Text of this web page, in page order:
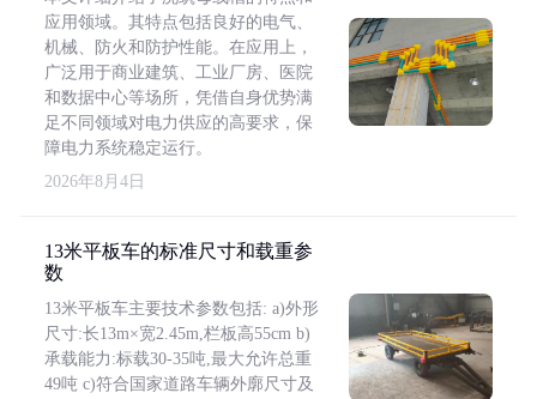
应用领域。其特点包括良好的电气、
机械、防火和防护性能。在应用上，
广泛用于商业建筑、工业厂房、医院
和数据中心等场所，凭借自身优势满
足不同领域对电力供应的高要求，保
障电力系统稳定运行。
2026年8月4日
13米平板车的标准尺寸和载重参
数
13米平板车主要技术参数包括: a)外形
尺寸:长13m×宽2.45m,栏板高55cm b)
承载能力:标载30-35吨,最大允许总重
49吨 c)符合国家道路车辆外廓尺寸及